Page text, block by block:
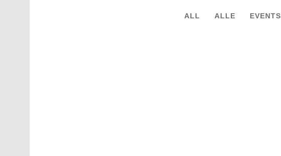
ALL ALLE EVENTS